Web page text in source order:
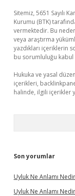
Sitemiz, 5651 Sayılı
Kurumu (BTK)
vermektedir. Bu
veya araştırma
yazdıkları içeriklerin
bu sorumluluğu kabul
Hukuka ve yasal
içerikleri,
halinde, ilgili içerikler
Son yorumlar
Uyluk Ne Anlamı Nedir
Uyluk Ne Anlamı Nedir